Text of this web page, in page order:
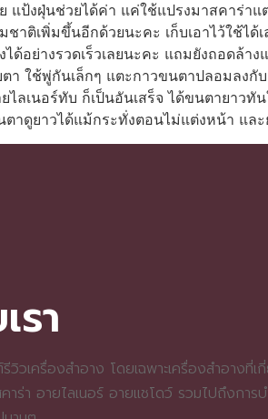
แป้งฝุ่นช่วยได้ค่า แค่ใช้แปรงมาสคาร่
ชาติเพิ่มขึ้นอีกด้วยนะคะ เก็บเอาไว้ใช้
ด้อย่างรวดเร็วเลยนะคะ แถมยังถอดล้
า ใช้พู่กันเล็กๆ แตะกาวขนตาปลอมลง
ไลเนอร์ทับ ก็เป็นอันเสร็จ ได้ขนตายา
าดูยาวได้แม้กระทั่งตอนไม่แต่งหน้า แล
รา
รีวิวเครื่องสำอาง โดยเฉพาะเครื่องสำอางที่เ
าร่า อายไลเนอร์ อายแชโดว์ รวมไปถึงการ